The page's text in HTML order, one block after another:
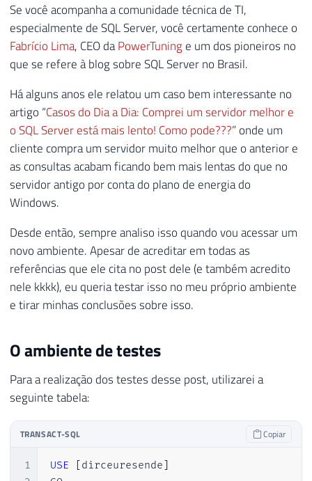
Se você acompanha a comunidade técnica de TI,
especialmente de SQL Server, você certamente conhece o
Fabrício Lima, CEO daPowerTuninge um dos pioneiros no
que se refere à blog sobre SQL Server no Brasil.
Há alguns anos ele relatou um caso bem interessante no
artigo “Casos do Dia a Dia: Comprei um servidor melhor e
o SQL Server está mais lento! Como pode???” onde um
cliente compra um servidor muito melhor que o anterior e
as consultas acabam ficando bem mais lentas do que no
servidor antigo por conta do plano de energia do
Windows.
Desde então, sempre analiso isso quando vou acessar um
novo ambiente. Apesar de acreditar em todas as
referências que ele cita no post dele (e também acredito
nele kkkk), eu queria testar isso no meu próprio ambiente
e tirar minhas conclusões sobre isso.
O ambiente de testes
Para a realização dos testes desse post, utilizarei a
seguinte tabela:
TRANSACT-SQL Copiar
1
USE dirceuresende